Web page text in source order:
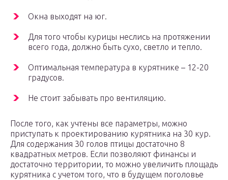
Окна выходят на юг.
Для того чтобы курицы неслись на протяжении
всего года, должно быть сухо, светло и тепло.
Оптимальная температура в курятнике – 12-20
градусов.
Не стоит забывать про вентиляцию.
После того, как учтены все параметры, можно
приступать к проектированию курятника на 30 кур.
Для содержания 30 голов птицы достаточно 8
квадратных метров. Если позволяют финансы и
достаточно территории, то можно увеличить площадь
курятника с учетом того, что в будущем поголовье